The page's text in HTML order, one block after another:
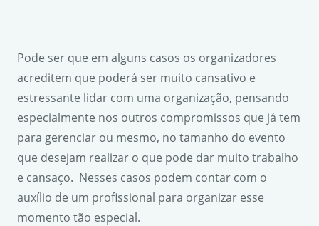
Pode ser que em alguns casos os organizadores
acreditem que poderá ser muito cansativo e
estressante lidar com uma organização, pensando
especialmente nos outros compromissos que já tem
para gerenciar ou mesmo, no tamanho do evento
que desejam realizar o que pode dar muito trabalho
e cansaço. Nesses casos podem contar com o
auxílio de um profissional para organizar esse
momento tão especial.